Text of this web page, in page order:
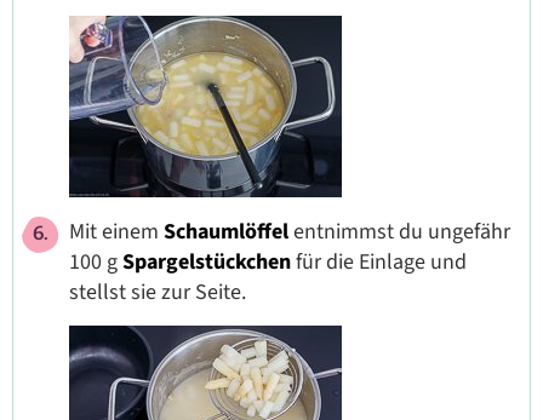
Mit einem Schaumlöffelentnimmst du ungefähr
100 gSpargelstückchenfür die Einlage und
stellst sie zur Seite.